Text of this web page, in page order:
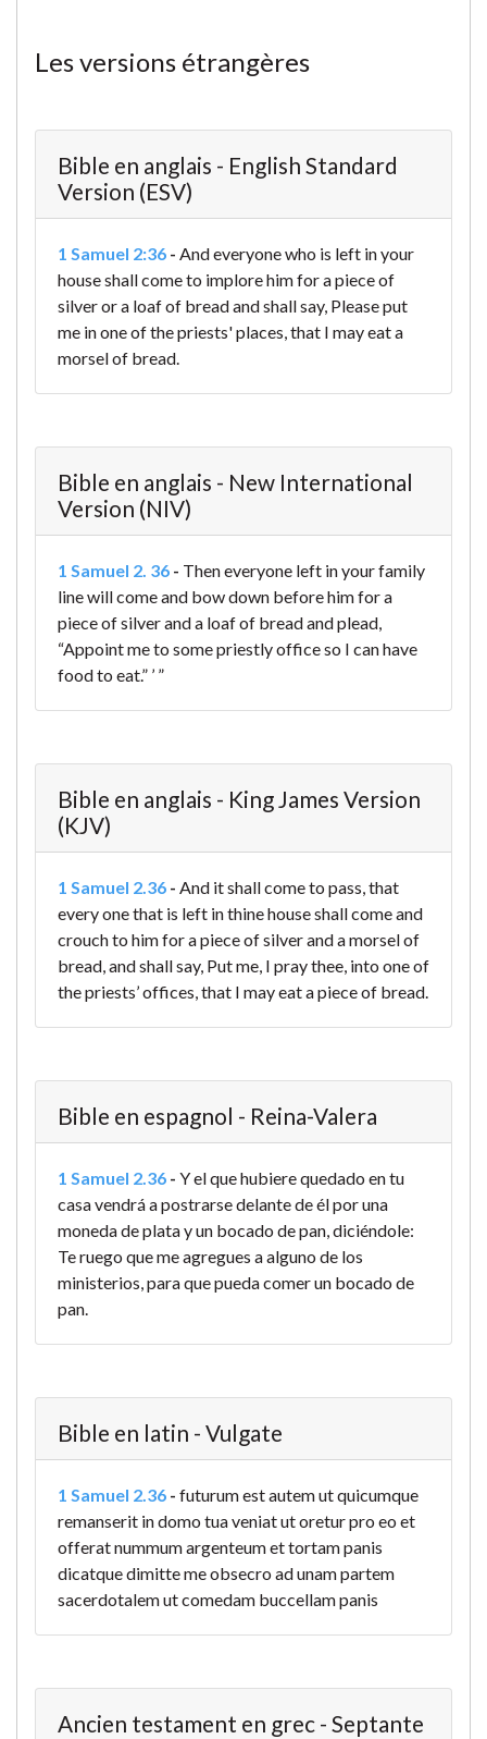
Les versions étrangères
Bible en anglais - English Standard
Version (ESV)
1 Samuel 2:36 - And everyone who is left in your
house shall come to implore him for a piece of
silver or a loaf of bread and shall say, Please put
me in one of the priests' places, that I may eat a
morsel of bread.
Bible en anglais - New International
Version (NIV)
1 Samuel 2. 36 - Then everyone left in your family
line will come and bow down before him for a
piece of silver and a loaf of bread and plead,
“Appoint me to some priestly office so I can have
food to eat.” ’ ”
Bible en anglais - King James Version
(KJV)
1 Samuel 2.36 - And it shall come to pass, that
every one that is left in thine house shall come and
crouch to him for a piece of silver and a morsel of
bread, and shall say, Put me, I pray thee, into one of
the priests’ offices, that I may eat a piece of bread.
Bible en espagnol - Reina-Valera
1 Samuel 2.36 - Y el que hubiere quedado en tu
casa vendrá a postrarse delante de él por una
moneda de plata y un bocado de pan, diciéndole:
Te ruego que me agregues a alguno de los
ministerios, para que pueda comer un bocado de
pan.
Bible en latin - Vulgate
1 Samuel 2.36 - futurum est autem ut quicumque
remanserit in domo tua veniat ut oretur pro eo et
offerat nummum argenteum et tortam panis
dicatque dimitte me obsecro ad unam partem
sacerdotalem ut comedam buccellam panis
Ancien testament en grec - Septante